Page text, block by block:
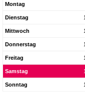
Montag
Dienstag
Mittwoch
Donnerstag
Freitag
Samstag
Sonntag